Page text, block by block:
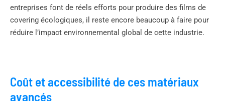
entreprises font de réels efforts pour produire des films de
covering écologiques, il reste encore beaucoup à faire pour
réduire l’impact environnemental global de cette industrie.
Coût et accessibilité de ces matériaux
avancés